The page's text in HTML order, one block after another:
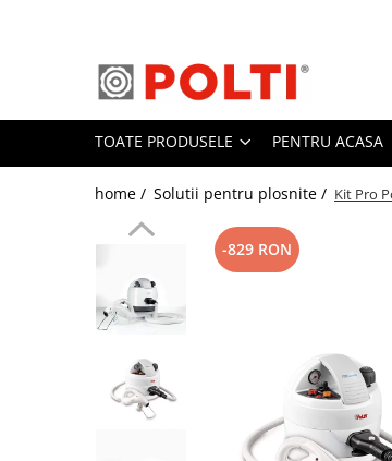
Toate Produsele
Aparate Medicale
Aspiratoare profesionale
Aspiratoare cu abur
Aspiratoare verticale
Aspiratoare fara sac
Aspiratoare cu apa
Aspiratoare robot
Masa | Statie de calcat
TOATE PRODUSELE PENTRU ACASA
home / Solutii pentru plosnite / Kit Pro
-829 RON